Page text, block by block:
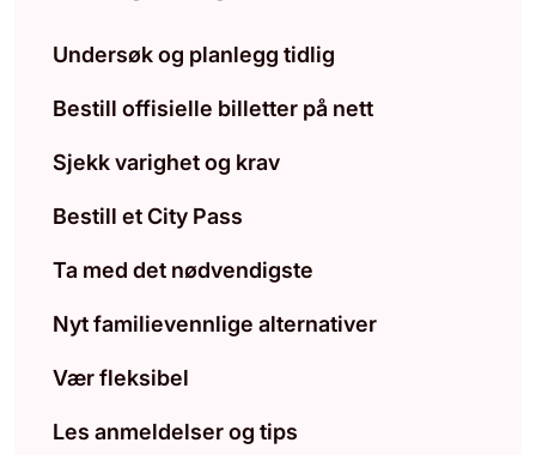
Undersøk og planlegg tidlig
Bestill offisielle billetter på nett
Sjekk varighet og krav
Bestill et City Pass
Ta med det nødvendigste
Nyt familievennlige alternativer
Vær fleksibel
Les anmeldelser og tips